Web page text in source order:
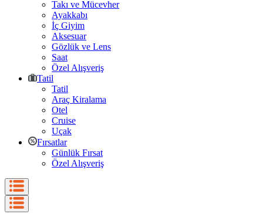
Takı ve Mücevher
Ayakkabı
İç Giyim
Aksesuar
Gözlük ve Lens
Saat
Özel Alışveriş
Tatil
Tatil
Araç Kiralama
Otel
Cruise
Uçak
Fırsatlar
Günlük Fırsat
Özel Alışveriş